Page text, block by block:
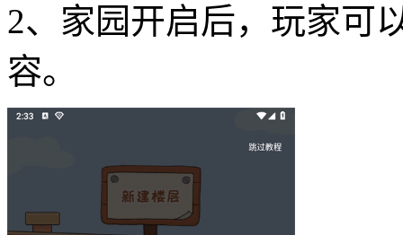
2、家园开启后，玩家可
容。